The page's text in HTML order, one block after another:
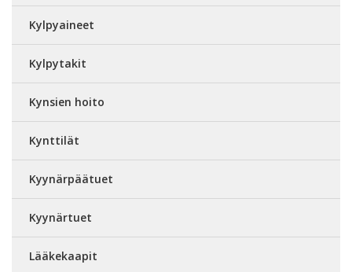
Kylpyaineet
Kylpytakit
Kynsien hoito
Kynttilät
Kyynärpäätuet
Kyynärtuet
Lääkekaapit